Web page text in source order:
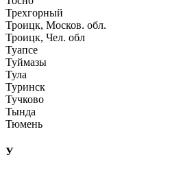
Трехгорный
Троицк, Москов. обл.
Троицк, Чел. обл
Туапсе
Туймазы
Тула
Туринск
Тучково
Тында
Тюмень
У